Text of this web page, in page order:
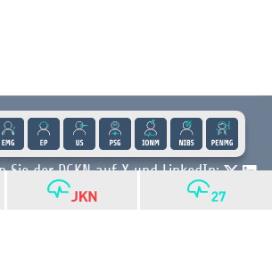
| Kontakt | Presse
Sie der DGKN auf X und LinkedIn:
by Design